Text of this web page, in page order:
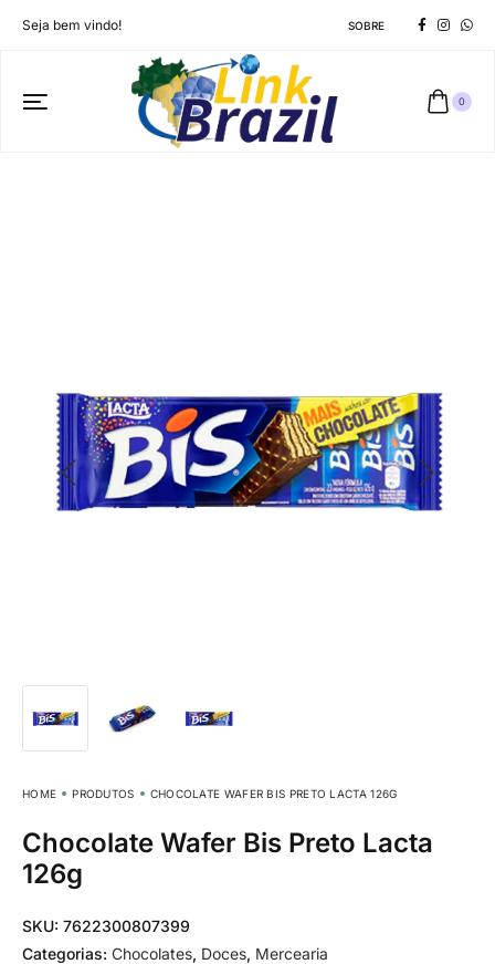
Seja bem vindo! SOBRE
0
HOME PRODUTOS CHOCOLATE WAFER BIS PRETO LACTA 126G
Chocolate Wafer Bis Preto Lacta
126g
SKU: 7622300807399
Categorias: Chocolates, Doces, Mercearia